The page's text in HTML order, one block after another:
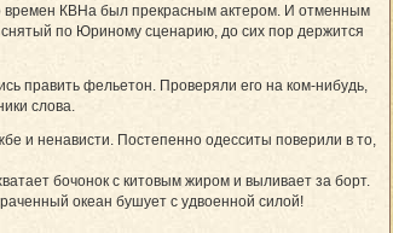
КВНа был прекрасным актером. И отменным
по Юриному сценарию, до сих пор держится
править фельетон. Проверяли его на ком-нибудь,
слова.
и ненависти. Постепенно одесситы поверили в то,
бочонок с китовым жиром и выливает за борт.
океан бушует с удвоенной силой!